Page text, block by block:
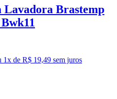
Lavadora Brastemp
1x de R$ 19,49 sem juros